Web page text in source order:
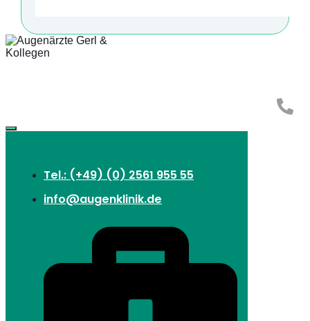
Tel.: (+49) (0) 2561 955 55
info@augenklinik.de